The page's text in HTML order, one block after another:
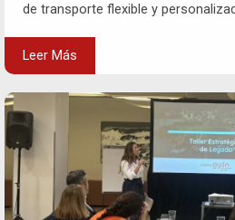
de transporte flexible y
Leer Más